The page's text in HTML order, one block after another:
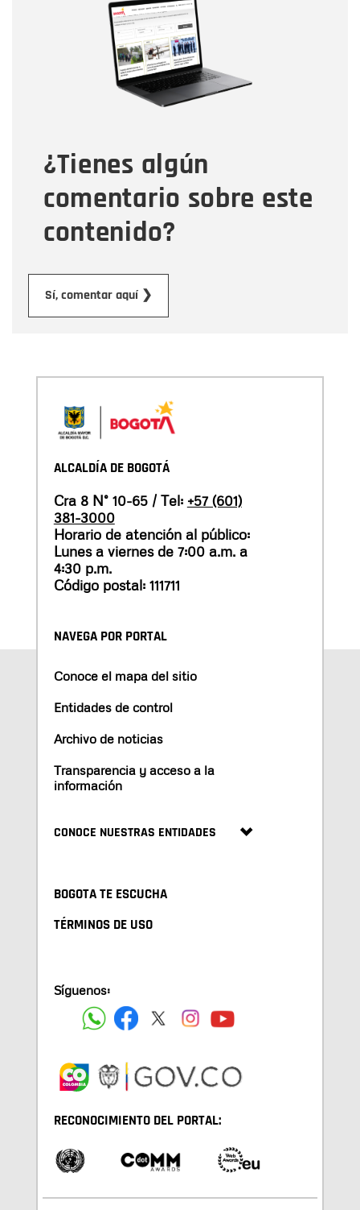
¿Tienes algún
comentario sobre este
contenido?
Sí, comentar aquí ❯
Correo electrónico
Tipo de comentario
Mensaje
ALCALDÍA DE BOGOTÁ
Cra 8 N° 10-65 / Tel: +57 (601)
381-3000
Horario de atención al público:
Lunes a viernes de 7:00 a.m. a
4:30 p.m.
Código postal: 111711
NAVEGA POR PORTAL
Conoce el mapa del sitio
Entidades de control
Archivo de noticias
Transparencia y acceso a la
información
CONOCE NUESTRAS ENTIDADES
BOGOTA TE ESCUCHA
TÉRMINOS DE USO
Síguenos:
RECONOCIMIENTO DEL PORTAL: